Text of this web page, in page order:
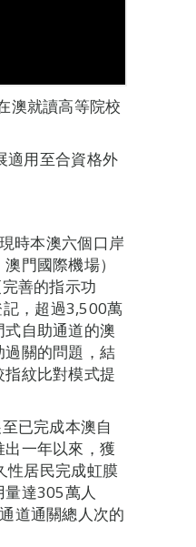
澳就讀高等院校
適用至合資格外
時本澳六個口岸
門國際機場）
善的指示功
，超過3,500萬
自助通道的澳
關的問題，結
紋比對模式提
已完成本澳自
一年以來，獲
性居民完成虹膜
達305萬人
道通關總人次的